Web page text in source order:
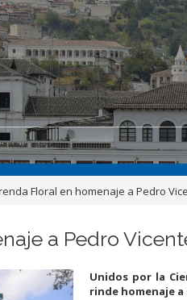
Floral en homenaje a Pedro
a Pedro
Unidos por la
rinde homenaje